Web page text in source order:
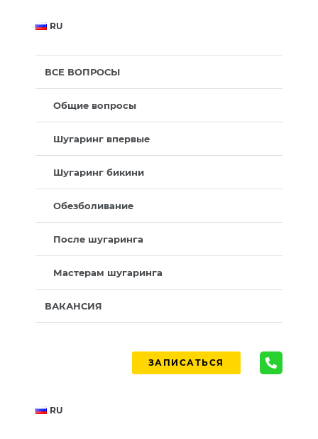
RU
ВСЕ ВОПРОСЫ
Общие вопросы
Шугаринг впервые
Шугаринг бикини
Обезболивание
После шугаринга
Мастерам шугаринга
ВАКАНСИЯ
ЗАПИСАТЬСЯ
RU